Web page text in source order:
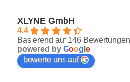
XLYNE GmbH
4.4
Basierend auf 146 Bewertungen
powered by Goog e
bewerte uns auf